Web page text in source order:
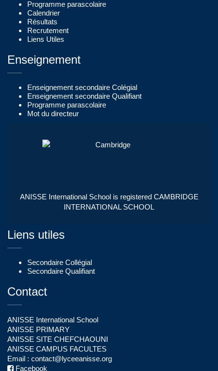
Programme parascolaire
Calendrier
Résultats
Recrutement
Liens Utiles
Enseignement
Enseignement secondaire Colégial
Enseignement secondaire Qualifiant
Programme parascolaire
Mot du directeur
ANISSE International School is registered CAMBRIDGE
INTERNATIONAL SCHOOL
Liens utiles
Secondaire Collégial
Secondaire Qualifiant
Contact
ANISSE International School
ANISSE PRIMARY
ANISSE SITE CHEFCHAOUNI
ANISSE CAMPUS FACULTES
Email : contact@lyceeanisse.org
Facebook